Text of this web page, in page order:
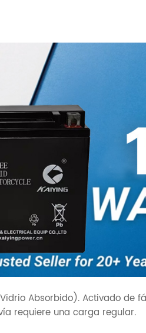
Absorbido). Activado de
requiere una carga regular.